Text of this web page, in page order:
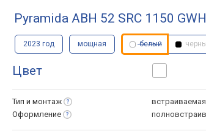
Pyramida ABH 52 SRC 1150 GWH
2023 год мощная белый
Цвет
Тип и монтаж
Оформление